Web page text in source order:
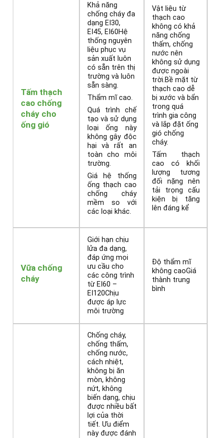
Tấm thạch
cao chống
cháy cho
ống gió
Khả năng
chống cháy đa
dạng EI30,
EI45, EI60Hệ
thống nguyên
liệu phục vụ
sản xuất luôn
có sẵn trên thị
trường và luôn
sẵn sàng.
Thẩm mĩ cao.
Quá trình chế
tạo và sử dụng
loại ống này
không gây độc
hại và rất an
toàn cho môi
trường.
Giá hệ thống
ống thạch cao
chống cháy
mềm so với
các loại khác.
Vật liệu từ
thạch cao
không có khả
năng chống
thấm, chống
nước nên
không sử dụng
được ngoài
trời.Bề mặt từ
thạch cao dễ
bị xước và bẩn
trong quá
trình gia công
và lắp đặt ống
gió chống
cháy.
Tấm thạch
cao có khối
lượng tương
đối nặng nên
tải trọng cấu
kiện bị tăng
lên đáng kể
Vữa chống
cháy
Giới hạn chịu
lửa đa dạng,
đáp ứng mọi
ưu cầu cho
các công trình
từ EI60 –
EI120Chịu
được áp lực
môi trường
Độ thẩm mĩ
không caoGiá
thành trung
bình
Chống cháy,
chống thấm,
chống nước,
cách nhiệt,
không bị ăn
mòn, không
nứt, không
biến dạng, chịu
được nhiều bất
lợi của thời
tiết. Ưu điểm
này được đánh